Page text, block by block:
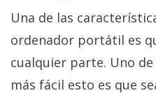
Una de las
ordenador portátil es
cualquier parte. Uno
más fácil esto es que